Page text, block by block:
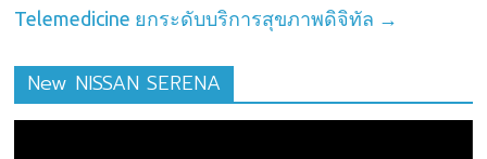
Telemedicine ยกระดับบริการสุขภาพดิจิทัล →
New NISSAN SERENA